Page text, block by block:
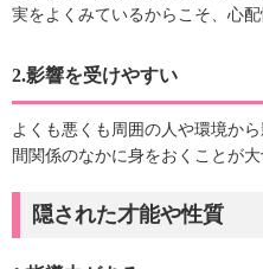
実をよくみているからこそ、心
2.影響を受けやすい
よくも悪くも周囲の人や環境か
間関係のなかに身をおくことが大
隠された才能や性質